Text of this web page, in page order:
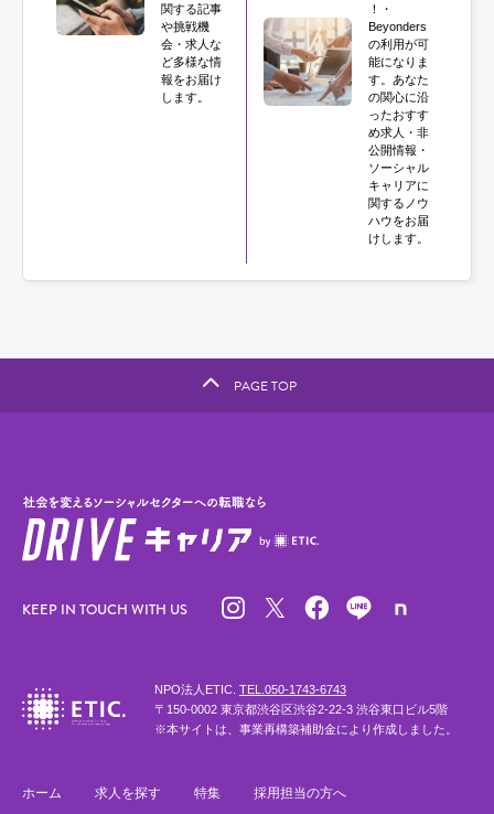
関する記事
や挑戦機
会・求人な
ど多様な情
報をお届け
します。
！・
Beyonders
の利用が可
能になりま
す。あなた
の関心に沿
ったおすす
め求人・非
公開情報・
ソーシャル
キャリアに
関するノウ
ハウをお届
けします。
PAGE TOP
KEEP IN TOUCH WITH US
NPO法人ETIC. TEL.050-1743-6743
〒150-0002 東京都渋谷区渋谷2-22-3 渋谷東口ビル5階
※本サイトは、事業再構築補助金により作成しました。
ホーム 求人を探す 特集 採用担当の方へ